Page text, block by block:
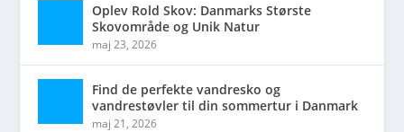
Oplev Rold Skov: Danmarks Største
Skovområde og Unik Natur
maj 23, 2026
Find de perfekte vandresko og
vandrestøvler til din sommertur i Danmark
maj 21, 2026